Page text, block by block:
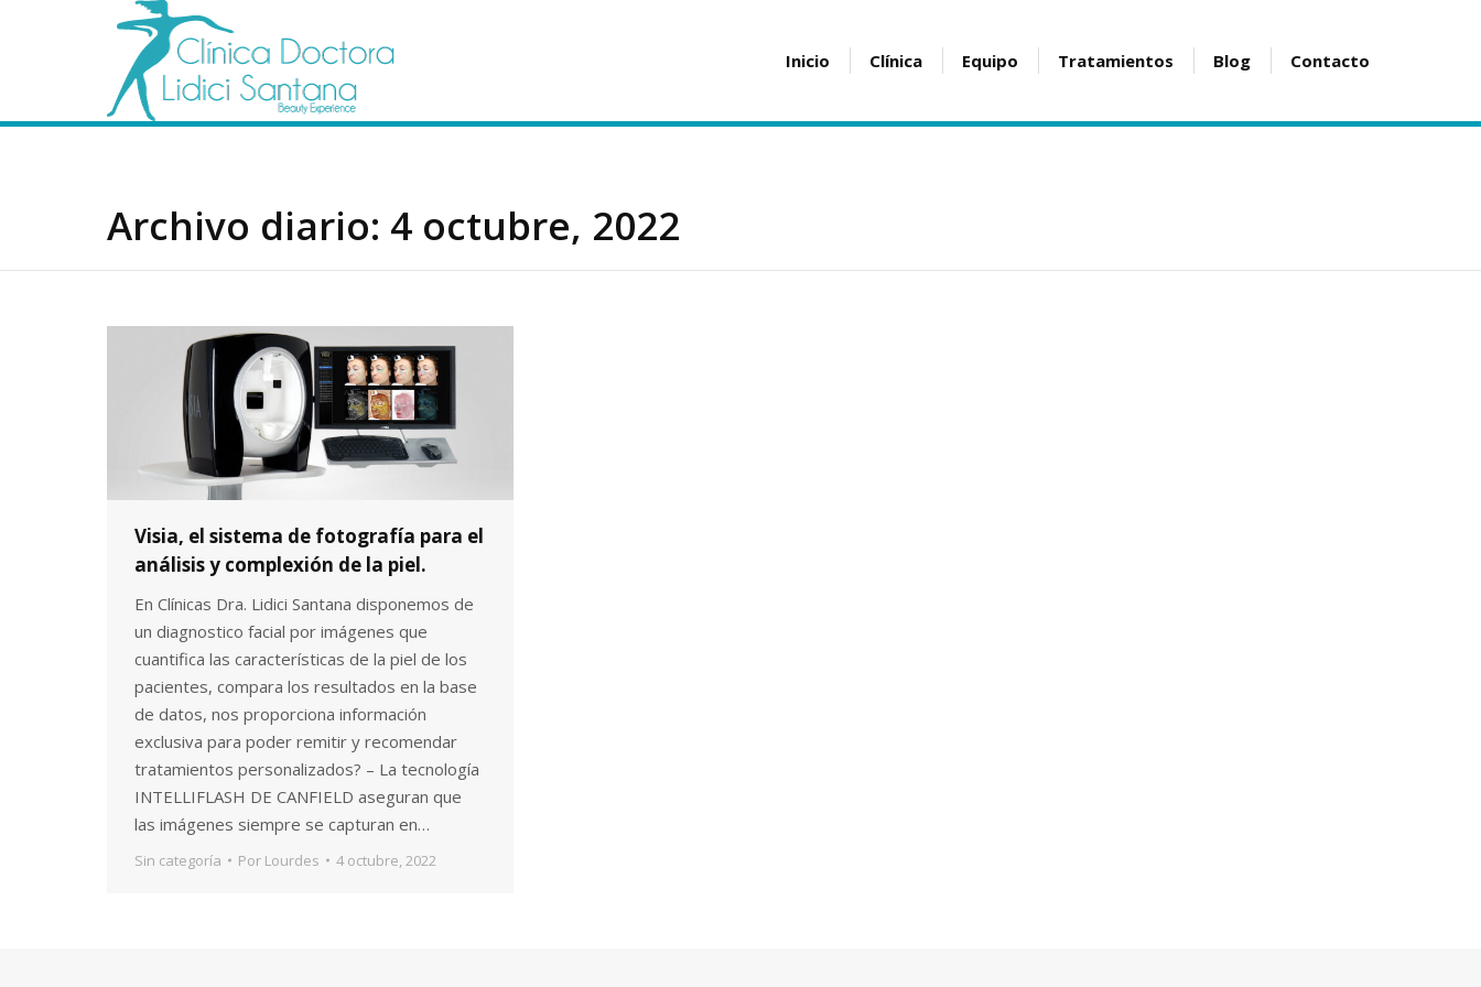
Inicio Clínica Equipo Tratamientos Blog Contacto
Archivo diario: 4 octubre, 2022
Visia, el sistema de fotografía para el
análisis y complexión de la piel.
En Clínicas Dra. Lidici Santana disponemos de
un diagnostico facial por imágenes que
cuantifica las características de la piel de los
pacientes, compara los resultados en la base
de datos, nos proporciona información
exclusiva para poder remitir y recomendar
tratamientos personalizados? – La tecnología
INTELLIFLASH DE CANFIELD aseguran que
las imágenes siempre se capturan en…
Sin categoría Por Lourdes 4 octubre, 2022